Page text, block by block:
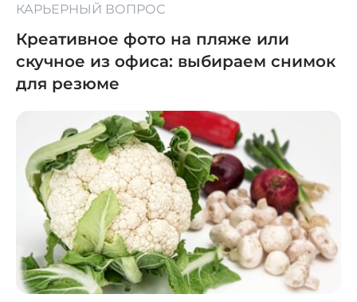
КАРЬЕРНЫЙ ВОПРОС
Креативное фото на пляже или
скучное из офиса: выбираем снимок
для резюме